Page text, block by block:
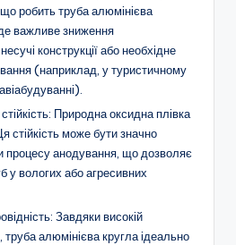
робить труба алюмінієва
важливе зниження
конструкції або необхідне
(наприклад, у туристичному
Природна оксидна плівка
стійкість може бути значно
процесу анодування, що дозволяє
у вологих або агресивних
Завдяки високій
труба алюмінієва кругла ідеально